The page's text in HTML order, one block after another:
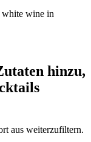
white wine in
hinzu,
aus weiterzufiltern.